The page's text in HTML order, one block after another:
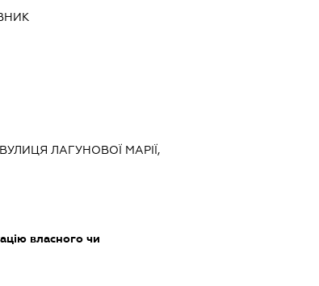
ЛАГУНОВОЇ МАРІЇ,
власного чи